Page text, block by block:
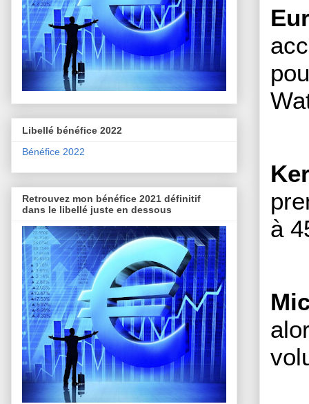
à
Libellé bénéfice 2022
Bénéfice 2022
Retrouvez mon bénéfice 2021 définitif
dans le libellé juste en dessous